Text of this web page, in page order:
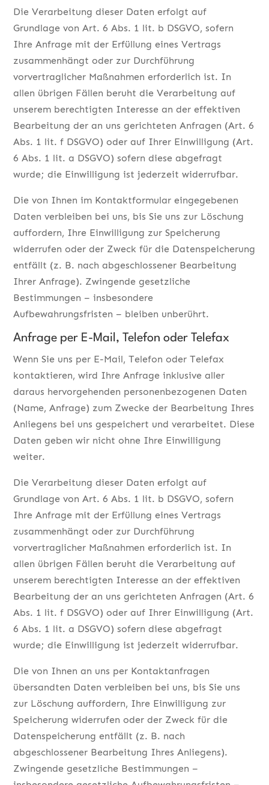
Die Verarbeitung dieser Daten erfolgt auf
Grundlage von Art. 6 Abs. 1 lit. b DSGVO, sofern
Ihre Anfrage mit der Erfüllung eines Vertrags
zusammenhängt oder zur Durchführung
vorvertraglicher Maßnahmen erforderlich ist. In
allen übrigen Fällen beruht die Verarbeitung auf
unserem berechtigten Interesse an der effektiven
Bearbeitung der an uns gerichteten Anfragen (Art. 6
Abs. 1 lit. f DSGVO) oder auf Ihrer Einwilligung (Art.
6 Abs. 1 lit. a DSGVO) sofern diese abgefragt
wurde; die Einwilligung ist jederzeit widerrufbar.
Die von Ihnen im Kontaktformular eingegebenen
Daten verbleiben bei uns, bis Sie uns zur Löschung
auffordern, Ihre Einwilligung zur Speicherung
widerrufen oder der Zweck für die Datenspeicherung
entfällt (z. B. nach abgeschlossener Bearbeitung
Ihrer Anfrage). Zwingende gesetzliche
Bestimmungen – insbesondere
Aufbewahrungsfristen – bleiben unberührt.
Anfrage per E-Mail, Telefon oder Telefax
Wenn Sie uns per E-Mail, Telefon oder Telefax
kontaktieren, wird Ihre Anfrage inklusive aller
daraus hervorgehenden personenbezogenen Daten
(Name, Anfrage) zum Zwecke der Bearbeitung Ihres
Anliegens bei uns gespeichert und verarbeitet. Diese
Daten geben wir nicht ohne Ihre Einwilligung
weiter.
Die Verarbeitung dieser Daten erfolgt auf
Grundlage von Art. 6 Abs. 1 lit. b DSGVO, sofern
Ihre Anfrage mit der Erfüllung eines Vertrags
zusammenhängt oder zur Durchführung
vorvertraglicher Maßnahmen erforderlich ist. In
allen übrigen Fällen beruht die Verarbeitung auf
unserem berechtigten Interesse an der effektiven
Bearbeitung der an uns gerichteten Anfragen (Art. 6
Abs. 1 lit. f DSGVO) oder auf Ihrer Einwilligung (Art.
6 Abs. 1 lit. a DSGVO) sofern diese abgefragt
wurde; die Einwilligung ist jederzeit widerrufbar.
Die von Ihnen an uns per Kontaktanfragen
übersandten Daten verbleiben bei uns, bis Sie uns
zur Löschung auffordern, Ihre Einwilligung zur
Speicherung widerrufen oder der Zweck für die
Datenspeicherung entfällt (z. B. nach
abgeschlossener Bearbeitung Ihres Anliegens).
Zwingende gesetzliche Bestimmungen –